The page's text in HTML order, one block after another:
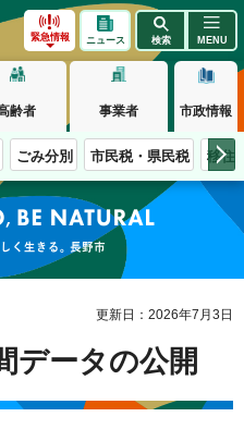
緊急情報 ニュース 検索 MENU
齢者 事業者 市政情報
ごみ分別 市民税・県民税 移住
く生きる。長野市
更新日：2026年7月3日
データの公開